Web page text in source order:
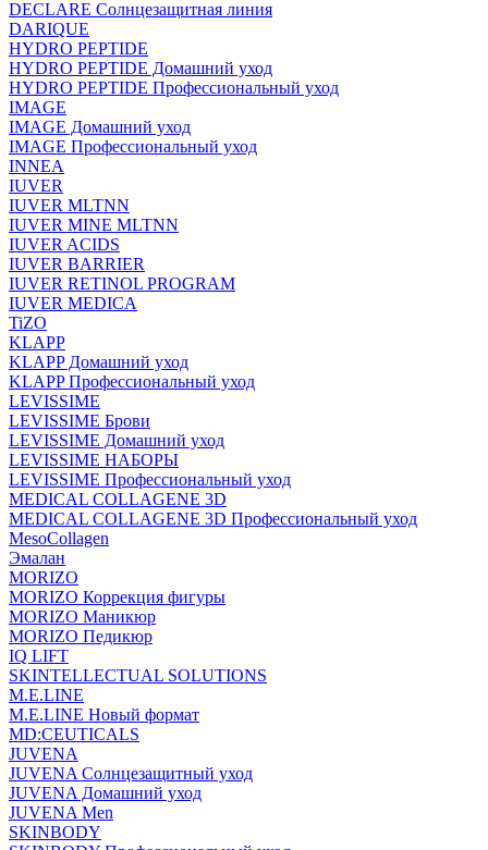
DECLARE Солнцезащитная линия
DARIQUE
HYDRO PEPTIDE
HYDRO PEPTIDE Домашний уход
HYDRO PEPTIDE Профессиональный уход
IMAGE
IMAGE Домашний уход
IMAGE Профессиональный уход
INNEA
IUVER
IUVER MLTNN
IUVER MINE MLTNN
IUVER ACIDS
IUVER BARRIER
IUVER RETINOL PROGRAM
IUVER MEDICA
TiZO
KLAPP
KLAPP Домашний уход
KLAPP Профессиональный уход
LEVISSIME
LEVISSIME Брови
LEVISSIME Домашний уход
LEVISSIME НАБОРЫ
LEVISSIME Профессиональный уход
MEDICAL COLLAGENE 3D
MEDICAL COLLAGENE 3D Профессиональный уход
MesoCollagen
Эмалан
MORIZO
MORIZO Коррекция фигуры
MORIZO Маникюр
MORIZO Педикюр
IQ LIFT
SKINTELLECTUAL SOLUTIONS
M.E.LINE
M.E.LINE Новый формат
MD:CEUTICALS
JUVENA
JUVENA Солнцезащитный уход
JUVENA Домашний уход
JUVENA Men
SKINBODY